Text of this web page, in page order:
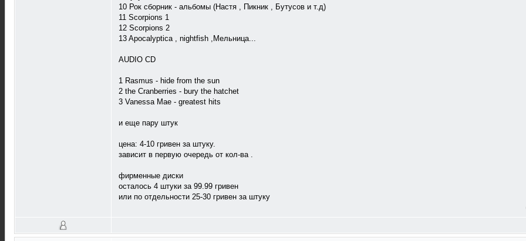
10 Рок сборник - альбомы (Настя , Пикник , Бутусов и т.д)
11 Scorpions 1
12 Scorpions 2
13 Apocalyptica , nightfish ,Мельница...
AUDIO CD
1 Rasmus - hide from the sun
2 the Cranberries - bury the hatchet
3 Vanessa Mae - greatest hits
и еще пару штук
цена: 4-10 гривен за штуку.
зависит в первую очередь от кол-ва .
фирменные диски
осталось 4 штуки за 99.99 гривен
или по отдельности 25-30 гривен за штуку